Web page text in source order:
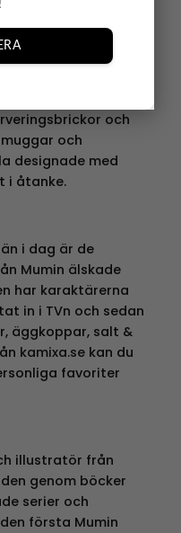
från fabriken.
med fokus
och
och
designade med
i åtanke.
i dag är de
Mumin älskade
har karaktärerna
in i TVn och sedan
äggkoppar, salt &
kamixa.sekan du
favoriter
illustratör från
genom böcker
serier och
första Mumin